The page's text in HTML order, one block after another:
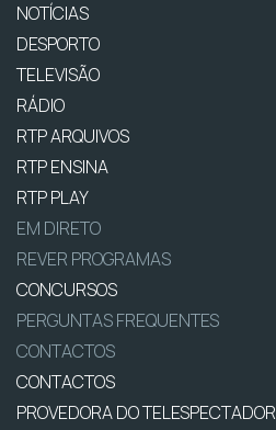
NOTÍCIAS
DESPORTO
TELEVISÃO
RÁDIO
RTP ARQUIVOS
RTP ENSINA
RTP PLAY
EM DIRETO
REVER PROGRAMAS
CONCURSOS
PERGUNTAS FREQUENTES
CONTACTOS
CONTACTOS
PROVEDORA DO TELESPECTADOR